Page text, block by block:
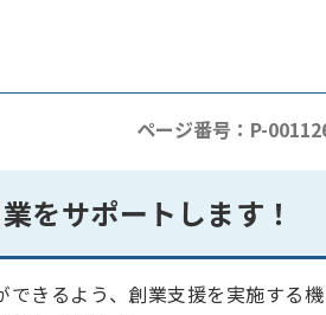
ページ番号：P-
をサポートします！
きるよう、創業支援を実施する機